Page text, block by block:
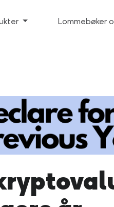
Lommebøker